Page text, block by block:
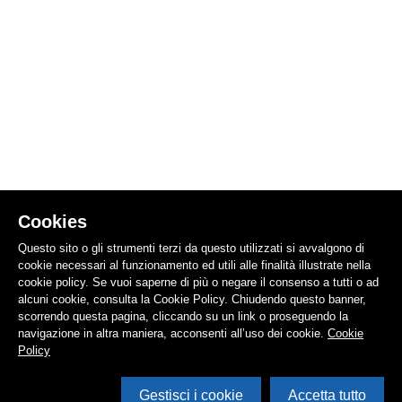
Cookies
Questo sito o gli strumenti terzi da questo utilizzati si avvalgono di
cookie necessari al funzionamento ed utili alle finalità illustrate nella
cookie policy. Se vuoi saperne di più o negare il consenso a tutti o ad
alcuni cookie, consulta la Cookie Policy. Chiudendo questo banner,
scorrendo questa pagina, cliccando su un link o proseguendo la
navigazione in altra maniera, acconsenti all’uso dei cookie. Cookie
Policy
Gestisci i cookie Accetta tutto